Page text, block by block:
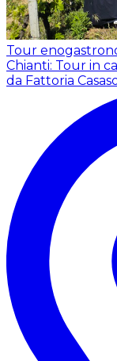
Tour
Chianti: Tour in
da Fattoria